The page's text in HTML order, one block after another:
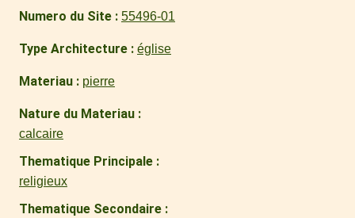
Numero du Site 55496-01
Type Architecture église
Materiau pierre
Nature du Materiau
calcaire
Thematique Principale
religieux
Thematique Secondaire